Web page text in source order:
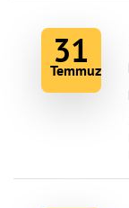
31
Temmuz